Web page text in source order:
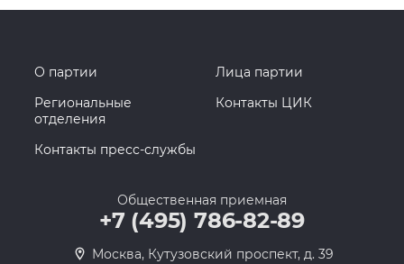
О партии
Лица партии
Региональные
отделения
Контакты ЦИК
Контакты пресс-службы
Общественная приемная
+7 (495) 786-82-89
Москва, Кутузовский проспект, д. 39